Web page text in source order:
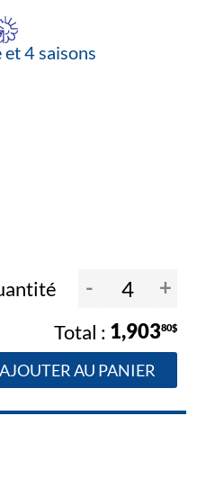
et 4 saisons
- +
1,90380$
AJOUTER AU PANIER